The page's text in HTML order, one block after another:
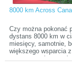
8000 km Across
Czy można pokonać
dystans 8000 km w
miesięcy, samotnie,
większego wsparcia z
zewnątrz, mierząc się